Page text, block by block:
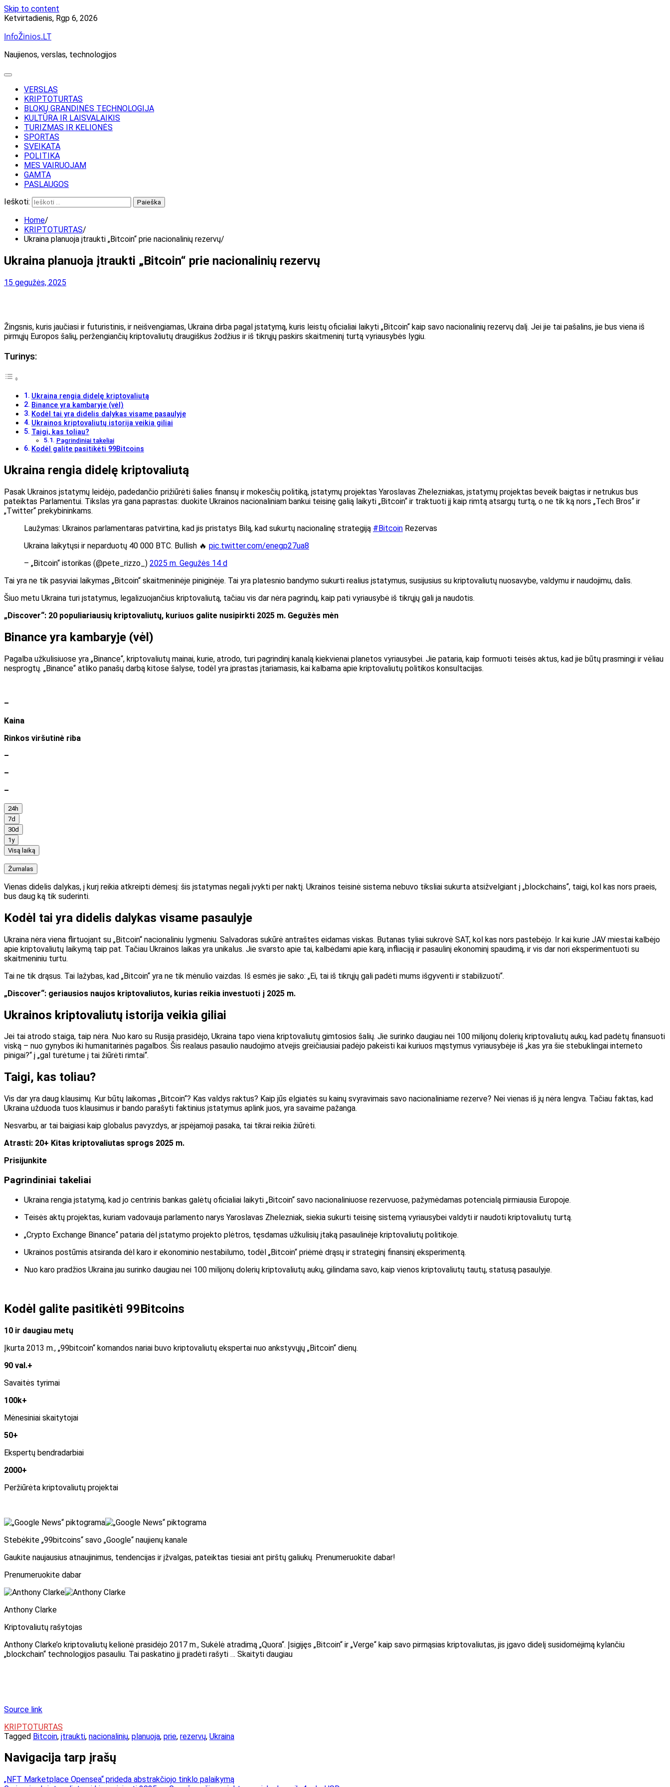
Skip to content
Ketvirtadienis, Rgp 6, 2026
InfoŽinios.LT
Naujienos, verslas, technologijos
VERSLAS
KRIPTOTURTAS
BLOKŲ GRANDINĖS TECHNOLOGIJA
KULTŪRA IR LAISVALAIKIS
TURIZMAS IR KELIONĖS
SPORTAS
SVEIKATA
POLITIKA
MES VAIRUOJAM
GAMTA
PASLAUGOS
Ieškoti:
Home
KRIPTOTURTAS
Ukraina planuoja įtraukti „Bitcoin“ prie nacionalinių rezervų
Ukraina planuoja įtraukti „Bitcoin“ prie nacionalinių rezervų
15 gegužės, 2025
Žingsnis, kuris jaučiasi ir futuristinis, ir neišvengiamas, Ukraina dirba pagal įstatymą, kuris leistų oficialiai laikyti „Bitcoin“ kaip savo nacionalinių rezervų dalį. Jei jie tai pašalins, jie bus viena iš
pirmųjų Europos šalių, peržengiančių kriptovaliutų draugiškus žodžius ir iš tikrųjų paskirs skaitmeninį turtą vyriausybės lygiu.
Turinys:
Ukraina rengia didelę kriptovaliutą
Binance yra kambaryje (vėl)
Kodėl tai yra didelis dalykas visame pasaulyje
Ukrainos kriptovaliutų istorija veikia giliai
Taigi, kas toliau?
Pagrindiniai takeliai
Kodėl galite pasitikėti 99Bitcoins
Ukraina rengia didelę kriptovaliutą
Pasak Ukrainos įstatymų leidėjo, padedančio prižiūrėti šalies finansų ir mokesčių politiką, įstatymų projektas Yaroslavas Zhelezniakas, įstatymų projektas beveik baigtas ir netrukus bus
pateiktas Parlamentui. Tikslas yra gana paprastas: duokite Ukrainos nacionaliniam bankui teisinę galią laikyti „Bitcoin“ ir traktuoti jį kaip rimtą atsargų turtą, o ne tik ką nors „Tech Bros“ ir
„Twitter“ prekybininkams.
Laužymas: Ukrainos parlamentaras patvirtina, kad jis pristatys Bilą, kad sukurtų nacionalinę strategiją #Bitcoin Rezervas
Ukraina laikytųsi ir neparduotų 40 000 BTC. Bullish 🔥 pic.twitter.com/enegp27ua8
– „Bitcoin“ istorikas (@pete_rizzo_) 2025 m. Gegužės 14 d
Tai yra ne tik pasyviai laikymas „Bitcoin“ skaitmeninėje piniginėje. Tai yra platesnio bandymo sukurti realius įstatymus, susijusius su kriptovaliutų nuosavybe, valdymu ir naudojimu, dalis.
Šiuo metu Ukraina turi įstatymus, legalizuojančius kriptovaliutą, tačiau vis dar nėra pagrindų, kaip pati vyriausybė iš tikrųjų gali ja naudotis.
„Discover“: 20 populiariausių kriptovaliutų, kuriuos galite nusipirkti 2025 m. Gegužės mėn
Binance yra kambaryje (vėl)
Pagalba užkulisiuose yra „Binance“, kriptovaliutų mainai, kurie, atrodo, turi pagrindinį kanalą kiekvienai planetos vyriausybei. Jie pataria, kaip formuoti teisės aktus, kad jie būtų prasmingi ir vėliau
nesprogtų. „Binance“ atliko panašų darbą kitose šalyse, todėl yra įprastas įtariamasis, kai kalbama apie kriptovaliutų politikos konsultacijas.
–
Kaina
Rinkos viršutinė riba
–
–
–
24h
7d
30d
1y
Visą laiką
Žurnalas
Vienas didelis dalykas, į kurį reikia atkreipti dėmesį: šis įstatymas negali įvykti per naktį. Ukrainos teisinė sistema nebuvo tiksliai sukurta atsižvelgiant į „blockchains“, taigi, kol kas nors praeis,
bus daug ką tik suderinti.
Kodėl tai yra didelis dalykas visame pasaulyje
Ukraina nėra viena flirtuojant su „Bitcoin“ nacionaliniu lygmeniu. Salvadoras sukūrė antraštes eidamas viskas. Butanas tyliai sukrovė SAT, kol kas nors pastebėjo. Ir kai kurie JAV miestai kalbėjo
apie kriptovaliutų laikymą taip pat. Tačiau Ukrainos laikas yra unikalus. Jie svarsto apie tai, kalbėdami apie karą, infliaciją ir pasaulinį ekonominį spaudimą, ir vis dar nori eksperimentuoti su
skaitmeniniu turtu.
Tai ne tik drąsus. Tai lažybas, kad „Bitcoin“ yra ne tik mėnulio vaizdas. Iš esmės jie sako: „Ei, tai iš tikrųjų gali padėti mums išgyventi ir stabilizuoti“.
„Discover“: geriausios naujos kriptovaliutos, kurias reikia investuoti į 2025 m.
Ukrainos kriptovaliutų istorija veikia giliai
Jei tai atrodo staiga, taip nėra. Nuo karo su Rusija prasidėjo, Ukraina tapo viena kriptovaliutų gimtosios šalių. Jie surinko daugiau nei 100 milijonų dolerių kriptovaliutų aukų, kad padėtų finansuoti
viską – nuo gynybos iki humanitarinės pagalbos. Šis realaus pasaulio naudojimo atvejis greičiausiai padėjo pakeisti kai kuriuos mąstymus vyriausybėje iš „kas yra šie stebuklingai interneto
pinigai?“ į „gal turėtume į tai žiūrėti rimtai“.
Taigi, kas toliau?
Vis dar yra daug klausimų. Kur būtų laikomas „Bitcoin“? Kas valdys raktus? Kaip jūs elgiatės su kainų svyravimais savo nacionaliniame rezerve? Nei vienas iš jų nėra lengva. Tačiau faktas, kad
Ukraina užduoda tuos klausimus ir bando parašyti faktinius įstatymus aplink juos, yra savaime pažanga.
Nesvarbu, ar tai baigiasi kaip globalus pavyzdys, ar įspėjamoji pasaka, tai tikrai reikia žiūrėti.
Atrasti: 20+ Kitas kriptovaliutas sprogs 2025 m.
Prisijunkite
Pagrindiniai takeliai
Ukraina rengia įstatymą, kad jo centrinis bankas galėtų oficialiai laikyti „Bitcoin“ savo nacionaliniuose rezervuose, pažymėdamas potencialą pirmiausia Europoje.
Teisės aktų projektas, kuriam vadovauja parlamento narys Yaroslavas Zhelezniak, siekia sukurti teisinę sistemą vyriausybei valdyti ir naudoti kriptovaliutų turtą.
„Crypto Exchange Binance“ pataria dėl įstatymo projekto plėtros, tęsdamas užkulisių įtaką pasaulinėje kriptovaliutų politikoje.
Ukrainos postūmis atsiranda dėl karo ir ekonominio nestabilumo, todėl „Bitcoin“ priėmė drąsų ir strateginį finansinį eksperimentą.
Nuo karo pradžios Ukraina jau surinko daugiau nei 100 milijonų dolerių kriptovaliutų aukų, gilindama savo, kaip vienos kriptovaliutų tautų, statusą pasaulyje.
Kodėl galite pasitikėti 99Bitcoins
10 ir daugiau metų
Įkurta 2013 m., „99bitcoin“ komandos nariai buvo kriptovaliutų ekspertai nuo ankstyvųjų „Bitcoin“ dienų.
90 val.+
Savaitės tyrimai
100k+
Mėnesiniai skaitytojai
50+
Ekspertų bendradarbiai
2000+
Peržiūrėta kriptovaliutų projektai
Stebėkite „99bitcoins“ savo „Google“ naujienų kanale
Gaukite naujausius atnaujinimus, tendencijas ir įžvalgas, pateiktas tiesiai ant pirštų galiukų. Prenumeruokite dabar!
Prenumeruokite dabar
Anthony Clarke
Kriptovaliutų rašytojas
Anthony Clarke’o kriptovaliutų kelionė prasidėjo 2017 m., Sukėlė atradimą „Quora“. Įsigijęs „Bitcoin“ ir „Verge“ kaip savo pirmąsias kriptovaliutas, jis įgavo didelį susidomėjimą kylančiu
„blockchain“ technologijos pasauliu. Tai paskatino jį pradėti rašyti … Skaityti daugiau
Source link
KRIPTOTURTAS
Tagged Bitcoin, įtraukti, nacionalinių, planuoja, prie, rezervų, Ukraina
Navigacija tarp įrašų
„NFT Marketplace Opensea“ prideda abstrakčiojo tinklo palaikymą